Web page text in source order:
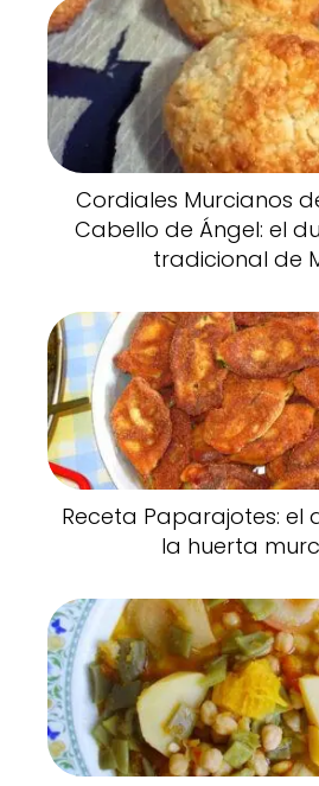
Cordiales Murcianos
Cabello de Ángel: el
tradicional de
Receta Paparajotes: el
la huerta